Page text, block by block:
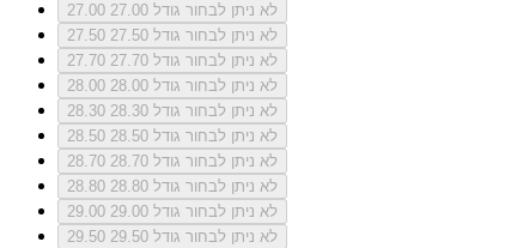
27.00
לא ניתן לבחור גודל 27.00
27.50
לא ניתן לבחור גודל 27.50
27.70
לא ניתן לבחור גודל 27.70
28.00
לא ניתן לבחור גודל 28.00
28.30
לא ניתן לבחור גודל 28.30
28.50
לא ניתן לבחור גודל 28.50
28.70
לא ניתן לבחור גודל 28.70
28.80
לא ניתן לבחור גודל 28.80
29.00
לא ניתן לבחור גודל 29.00
29.50
לא ניתן לבחור גודל 29.50